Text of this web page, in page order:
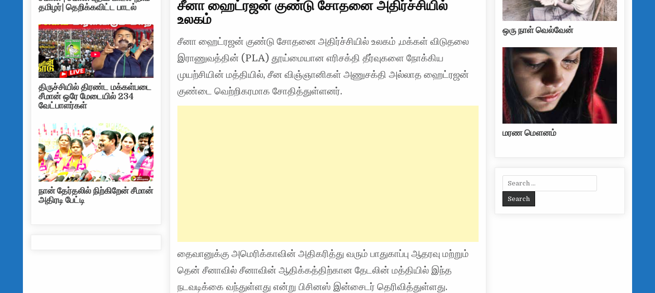
சீனா ஹைட்ரஜன் குண்டு சோதனை அதிர்ச்சியில்
உலகம்
சீனா ஹைட்ரஜன் குண்டு சோதனை அதிர்ச்சியில் உலகம் ,மக்கள் விடுதலை
இராணுவத்தின் (PLA) தூய்மையான எரிசக்தி தீர்வுகளை நோக்கிய
முயற்சியின் மத்தியில், சீன விஞ்ஞானிகள் அணுசக்தி அல்லாத ஹைட்ரஜன்
குண்டை வெற்றிகரமாக சோதித்துள்ளனர்.
தைவானுக்கு அமெரிக்காவின் அதிகரித்து வரும் பாதுகாப்பு ஆதரவு மற்றும்
தென் சீனாவில் சீனாவின் ஆதிக்கத்திற்கான தேடலின் மத்தியில் இந்த
நடவடிக்கை வந்துள்ளது என்று பிசினஸ் இன்சைடர் தெரிவித்துள்ளது.
தமிழர்| தெறிக்கவிட்ட பாடல்
திருச்சியில் திரண்ட மக்கள்படை
சீமான் ஒரே மேடையில் 234
வேட்பாளர்கள்
நான் தேர்தலில் நிற்கிறேன் சீமான்
அதிரடி பேட்டி
ஒரு நாள் வெல்வேன்
மரண மௌனம்
Search for: